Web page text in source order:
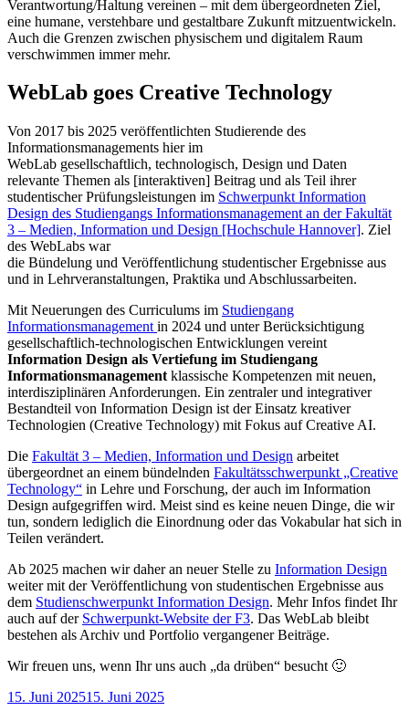
Verantwortung/Haltung vereinen – mit dem übergeordneten Ziel,
eine humane, verstehbare und gestaltbare Zukunft mitzuentwickeln.
Auch die Grenzen zwischen physischem und digitalem Raum
verschwimmen immer mehr.
WebLab goes Creative Technology
Von 2017 bis 2025 veröffentlichten Studierende des
Informationsmanagements hier im
WebLab gesellschaftlich, technologisch, Design und Daten
relevante Themen als [interaktiven] Beitrag und als Teil ihrer
studentischer Prüfungsleistungen im Schwerpunkt Information
Design des Studiengangs Informationsmanagement an der Fakultät
3 – Medien, Information und Design [Hochschule Hannover]. Ziel
des WebLabs war
die Bündelung und Veröffentlichung studentischer Ergebnisse aus
und in Lehrveranstaltungen, Praktika und Abschlussarbeiten.
Mit Neuerungen des Curriculums im Studiengang
Informationsmanagement in 2024 und unter Berücksichtigung
gesellschaftlich-technologischen Entwicklungen vereint
Information Design als Vertiefung im Studiengang
Informationsmanagement klassische Kompetenzen mit neuen,
interdisziplinären Anforderungen. Ein zentraler und integrativer
Bestandteil von Information Design ist der Einsatz kreativer
Technologien (Creative Technology) mit Fokus auf Creative AI.
Die Fakultät 3 – Medien, Information und Design arbeitet
übergeordnet an einem bündelnden Fakultätsschwerpunkt „Creative
Technology“ in Lehre und Forschung, der auch im Information
Design aufgegriffen wird. Meist sind es keine neuen Dinge, die wir
tun, sondern lediglich die Einordnung oder das Vokabular hat sich in
Teilen verändert.
Ab 2025 machen wir daher an neuer Stelle zu Information Design
weiter mit der Veröffentlichung von studentischen Ergebnisse aus
dem Studienschwerpunkt Information Design. Mehr Infos findet Ihr
auch auf der Schwerpunkt-Website der F3. Das WebLab bleibt
bestehen als Archiv und Portfolio vergangener Beiträge.
Wir freuen uns, wenn Ihr uns auch „da drüben“ besucht 🙂
Veröffentlicht
15. Juni 202515. Juni 2025